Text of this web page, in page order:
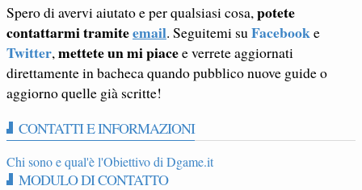
Spero di avervi aiutato e per qualsiasi cosa, potete
contattarmi tramiteemail. Seguitemi su Facebooke
Twitter, mettete un mi piacee verrete aggiornati
direttamente in bacheca quando pubblico nuove guide o
aggiorno quelle già scritte!
CONTATTI E INFORMAZIONI
Chi sono e qual'è l'Obiettivo di Dgame.it
MODULO DI CONTATTO